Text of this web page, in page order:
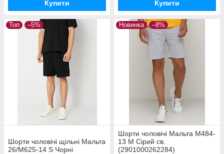
Купити Купити
Топ –5%
Шорти чоловічі щільні Мальта
26/М625-14 S Чорні
Новинка –8%
Шорти чоловічі Мальта М484-
13 M Сірий св.
(2901000262284)